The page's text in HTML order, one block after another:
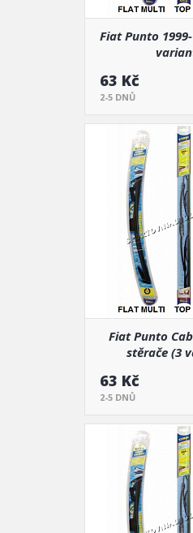
Fiat Punto
63 Kč
2-5 DNŮ
Fiat Punto
stěrače (3
63 Kč
2-5 DNŮ